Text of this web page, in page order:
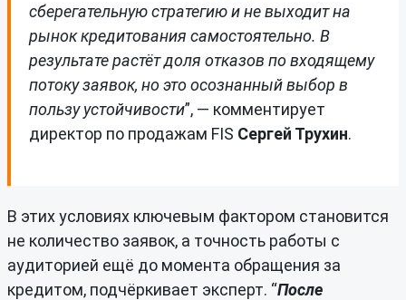
сберегательную стратегию и не выходит на
рынок кредитования самостоятельно. В
результате растёт доля отказов по входящему
потоку заявок, но это осознанный выбор в
пользу устойчивости”, — комментирует
директор по продажам FIS Сергей Трухин.
В этих условиях ключевым фактором становится
не количество заявок, а точность работы с
аудиторией ещё до момента обращения за
кредитом, подчёркивает эксперт. “После